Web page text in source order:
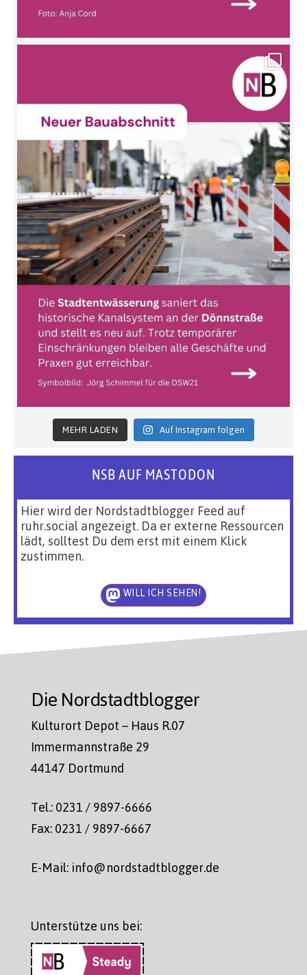
MEHR LADEN Auf Instagram folgen
NSB AUF MASTODON
Hier wird der Nordstadtblogger Feed auf
ruhr.social angezeigt. Da er externe Ressourcen
lädt, solltest Du dem erst mit einem Klick
zustimmen.
WILL ICH SEHEN!
Die Nordstadtblogger
Kulturort Depot – Haus R.07
Immermannstraße 29
44147 Dortmund
Tel.: 0231 / 9897-6666
Fax: 0231 / 9897-6667
E-Mail: info@nordstadtblogger.de
Unterstütze uns bei: